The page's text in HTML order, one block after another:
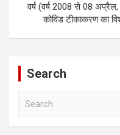
वर्ष (वर्ष 2008 से 08
कोविड टीकाकरण का
Search